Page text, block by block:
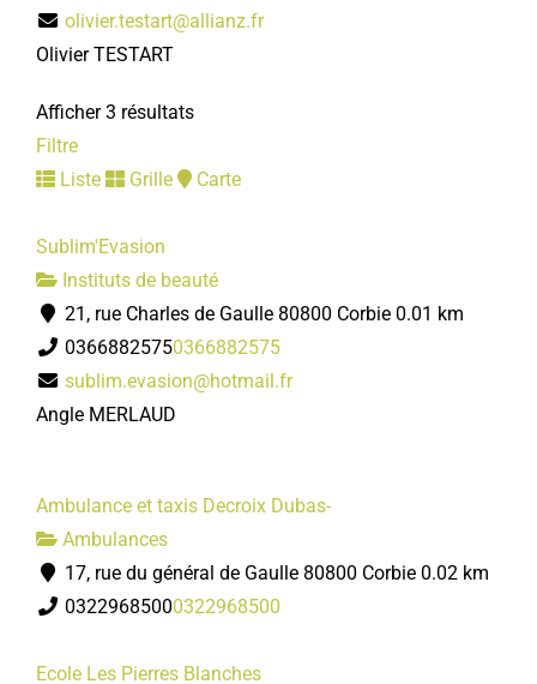
olivier.testart@allianz.fr
Olivier TESTART
Afficher 3 résultats
Filtre
Liste
Grille Carte
Sublim'Evasion
Instituts de beauté
21, rue Charles de Gaulle 80800 Corbie 0.01 km
03668825750366882575
sublim.evasion@hotmail.fr
Angle MERLAUD
Ambulance et taxis Decroix Dubas-
Ambulances
17, rue du général de Gaulle 80800 Corbie 0.02 km
03229685000322968500
Ecole Les Pierres Blanches